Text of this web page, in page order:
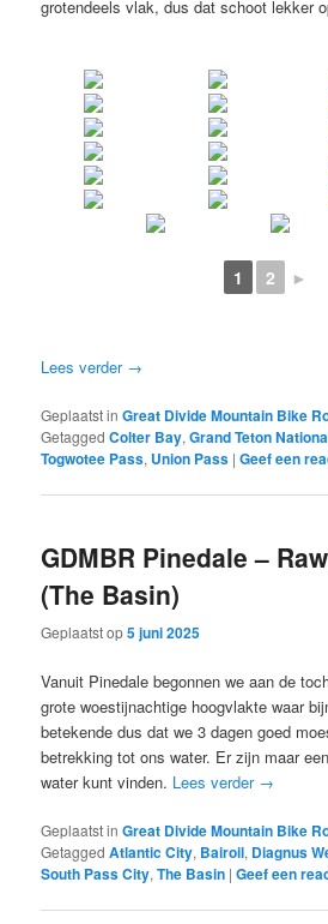
grotendeels vlak, dus dat schoot lekker
1 2 ►
Lees verder →
Geplaatst in Great Divide Mountain Bike
Getagged Colter Bay,Grand Teton
Togwotee Pass, Union Pass |Geef een
GDMBR Pinedale –
(The Basin)
Geplaatst op5 juni 2025
Vanuit Pinedale begonnen we aan de
grote woestijnachtige hoogvlakte waar
betekende dus dat we 3 dagen goed
betrekking tot ons water. Er zijn maar
water kunt vinden. Lees verder →
Geplaatst in Great Divide Mountain Bike
Getagged Atlantic City, Bairoil, Diagnus
South Pass City,The Basin |Geef een